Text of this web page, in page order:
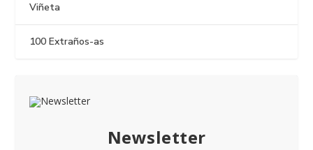
Viñeta
100 Extraños-as
Newsletter